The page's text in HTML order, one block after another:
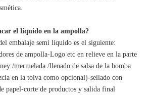
el líquido en la ampolla?
embalaje semi líquido es el siguiente:
de ampolla-Logo etc en relieve en la parte
/mermelada /llenado de salsa de la bomba
en la tolva como opcional)-sellado con
papel-corte de productos y salida final